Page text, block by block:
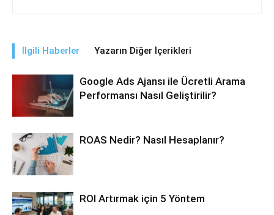
İlgili Haberler Yazarın Diğer İçerikleri
Google Ads Ajansı ile Ücretli Arama
Performansı Nasıl Geliştirilir?
ROAS Nedir? Nasıl Hesaplanır?
ROI Artırmak için 5 Yöntem